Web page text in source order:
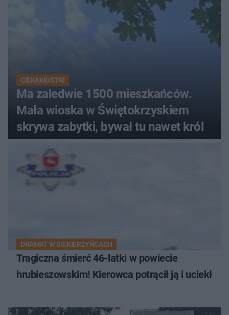
CIEKAWOSTKI
Ma zaledwie 1500 mieszkańców.
Mała wioska w Świętokrzyskiem
skrywa zabytki, bywał tu nawet król
DRAMAT W SIEKIERZYŃCACH
Tragiczna śmierć 46-latki w powiecie
hrubieszowskim! Kierowca potrącił ją i uciekł